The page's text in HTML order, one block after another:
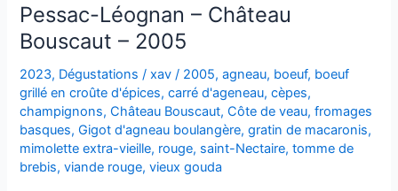
Pessac-Léognan – Château
Bouscaut – 2005
2023, Dégustations /xav/ 2005,agneau, boeuf, boeuf
grillé en croûte d'épices,carré d'ageneau,cèpes,
champignons,Château Bouscaut,Côte de veau,fromages
basques,Gigot d'agneau boulangère,gratin de macaronis,
mimolette extra-vieille, rouge, saint-Nectaire,tomme de
brebis,viande rouge,vieux gouda